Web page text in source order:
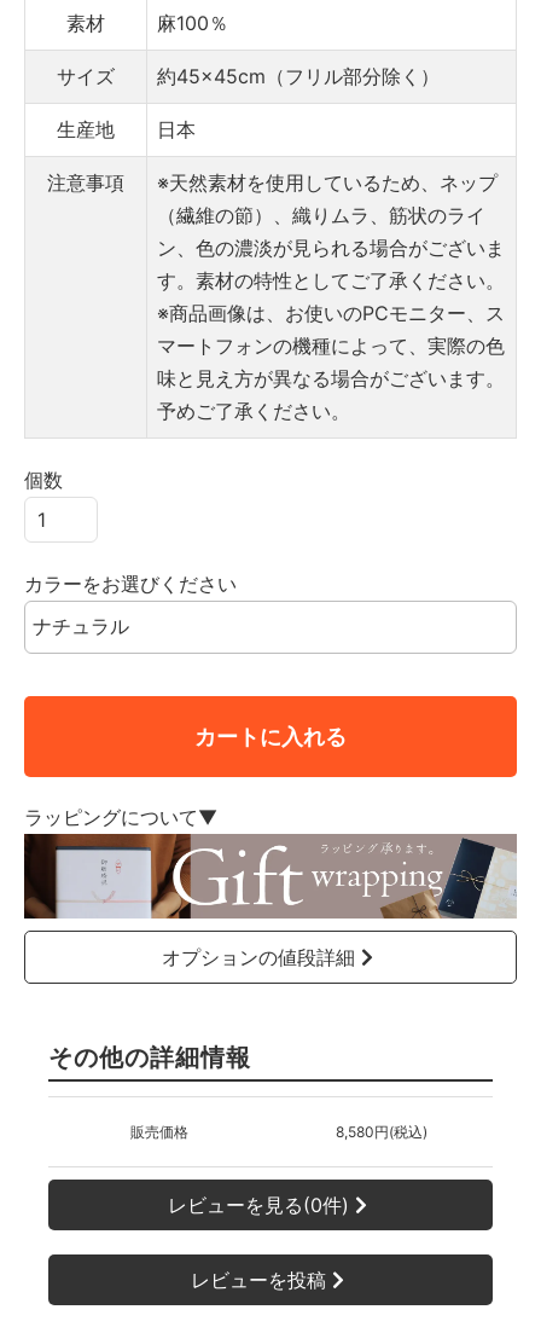
素材 麻100％
サイズ 約45×45cm（フリル部分除く）
生産地 日本
注意事項
※天然素材を使用しているため、ネップ
（繊維の節）、織りムラ、筋状のライ
ン、色の濃淡が見られる場合がございま
す。素材の特性としてご了承ください。
※商品画像は、お使いのPCモニター、ス
マートフォンの機種によって、実際の色
味と見え方が異なる場合がございます。
予めご了承ください。
個数
カラーをお選びください
カートに入れる
ラッピングについて▼
オプションの値段詳細
その他の詳細情報
販売価格 8,580円(税込)
レビューを見る(0件)
レビューを投稿